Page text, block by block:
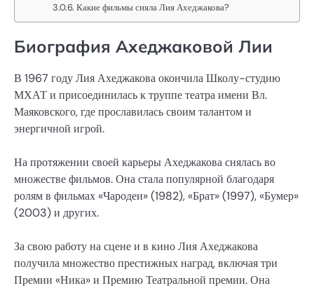
Какие фильмы сняла Лия Ахеджакова?
Биография Ахеджаковой Лии
В 1967 году Лия Ахеджакова окончила Школу-студию
МХАТ и присоединилась к труппе театра имени Вл.
Маяковского, где прославилась своим талантом и
энергичной игрой.
На протяжении своей карьеры Ахеджакова снялась во
множестве фильмов. Она стала популярной благодаря
ролям в фильмах «Чародеи» (1982), «Брат» (1997), «Бумер»
(2003) и других.
За свою работу на сцене и в кино Лия Ахеджакова
получила множество престижных наград, включая три
Премии «Ника» и Премию Театральной премии. Она